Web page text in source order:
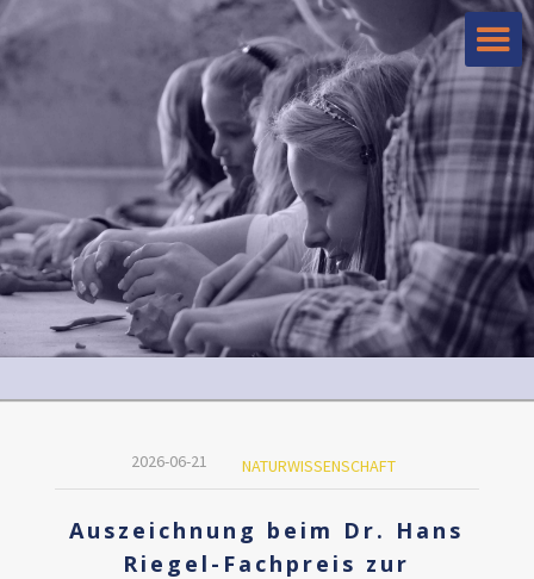
2026-06-21 NATURWISSENSCHAFT
Auszeichnung beim Dr. Hans
Riegel-Fachpreis zur